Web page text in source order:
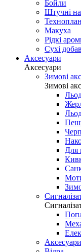
Бойли
Штучні
Макуха
Рідкі
Сухі
Аксесуари
Аксесуари
Зимові
Зимові
Для